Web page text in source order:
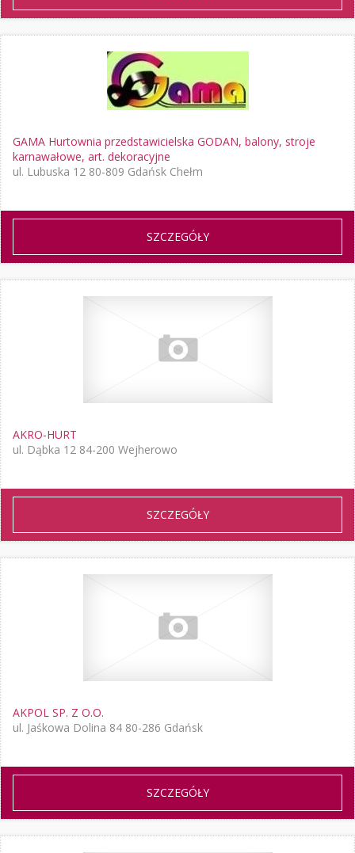
GAMA Hurtownia przedstawicielska GODAN, balony, stroje
karnawałowe, art. dekoracyjne
ul. Lubuska 12 80-809 Gdańsk Chełm
SZCZEGÓŁY
AKRO-HURT
ul. Dąbka 12 84-200 Wejherowo
SZCZEGÓŁY
AKPOL SP. Z O.O.
ul. Jaśkowa Dolina 84 80-286 Gdańsk
SZCZEGÓŁY